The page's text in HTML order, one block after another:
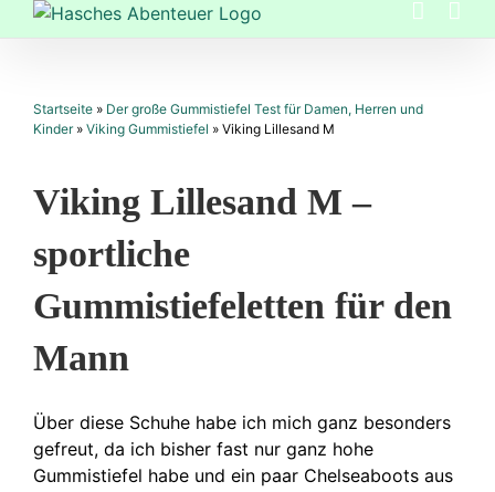
Zum
Inhalt
Startseite » Der große Gummistiefel Test für Damen, Herren und
Kinder» Viking Gummistiefel » Viking Lillesand M
Viking Lillesand M –
sportliche
Gummistiefeletten für den
Mann
Über diese Schuhe habe ich mich ganz besonders
gefreut, da ich bisher fast nur ganz hohe
Gummistiefel habe und ein paar Chelseaboots aus